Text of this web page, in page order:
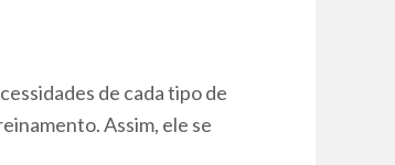
de cada tipo de
Assim, ele se